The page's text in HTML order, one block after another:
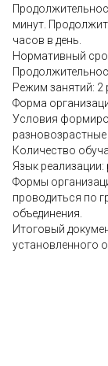
минут.
часов в день.
Нормативный
Режим занятий: 2
Форма
Условия
разновозрастные
Количество
Язык реализации:
Формы
проводиться по
объединения.
Итоговый
установленного